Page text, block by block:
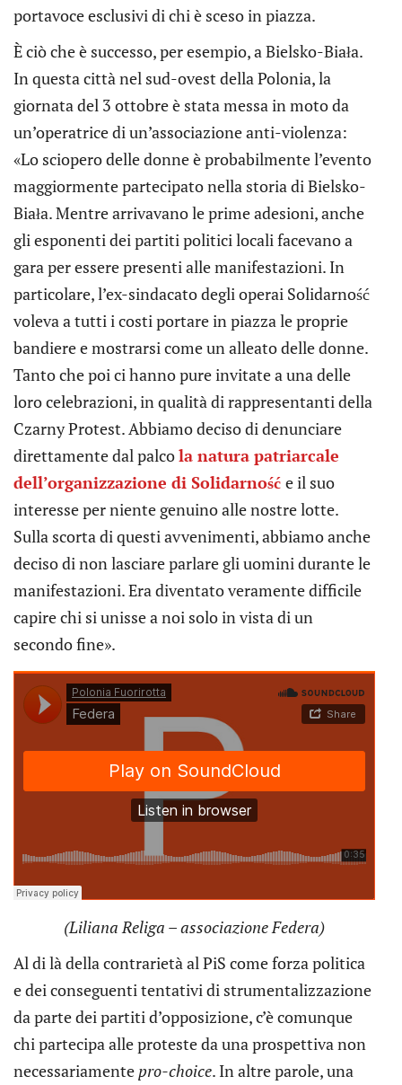
portavoce esclusivi di chi è sceso in piazza.
È ciò che è successo, per esempio, a Bielsko-Biała.
In questa città nel sud-ovest della Polonia, la
giornata del 3 ottobre è stata messa in moto da
un’operatrice di un’associazione anti-violenza:
«Lo sciopero delle donne è probabilmente l’evento
maggiormente partecipato nella storia di Bielsko-
Biała. Mentre arrivavano le prime adesioni, anche
gli esponenti dei partiti politici locali facevano a
gara per essere presenti alle manifestazioni. In
particolare, l’ex-sindacato degli operai Solidarność
voleva a tutti i costi portare in piazza le proprie
bandiere e mostrarsi come un alleato delle donne.
Tanto che poi ci hanno pure invitate a una delle
loro celebrazioni, in qualità di rappresentanti della
Czarny Protest. Abbiamo deciso di denunciare
direttamente dal palcola natura patriarcale
dell’organizzazione di Solidarność e il suo
interesse per niente genuino alle nostre lotte.
Sulla scorta di questi avvenimenti, abbiamo anche
deciso di non lasciare parlare gli uomini durante le
manifestazioni. Era diventato veramente difficile
capire chi si unisse a noi solo in vista di un
secondo fine».
(Liliana Religa – associazione Federa)
Al di là della contrarietà al PiS come forza politica
e dei conseguenti tentativi di strumentalizzazione
da parte dei partiti d’opposizione, c’è comunque
chi partecipa alle proteste da una prospettiva non
necessariamente pro-choice. In altre parole, una